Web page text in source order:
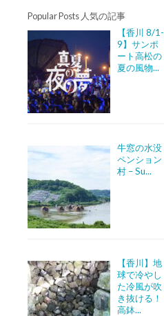
Popular Posts 人気の記事
【香川 8/1-
9】サンポ
ート高松の
夏の風物...
牛窓の水没
ペンション
村 – Su...
【香川】地
球で冷やし
た冷風が吹
き抜ける！
高鉢...